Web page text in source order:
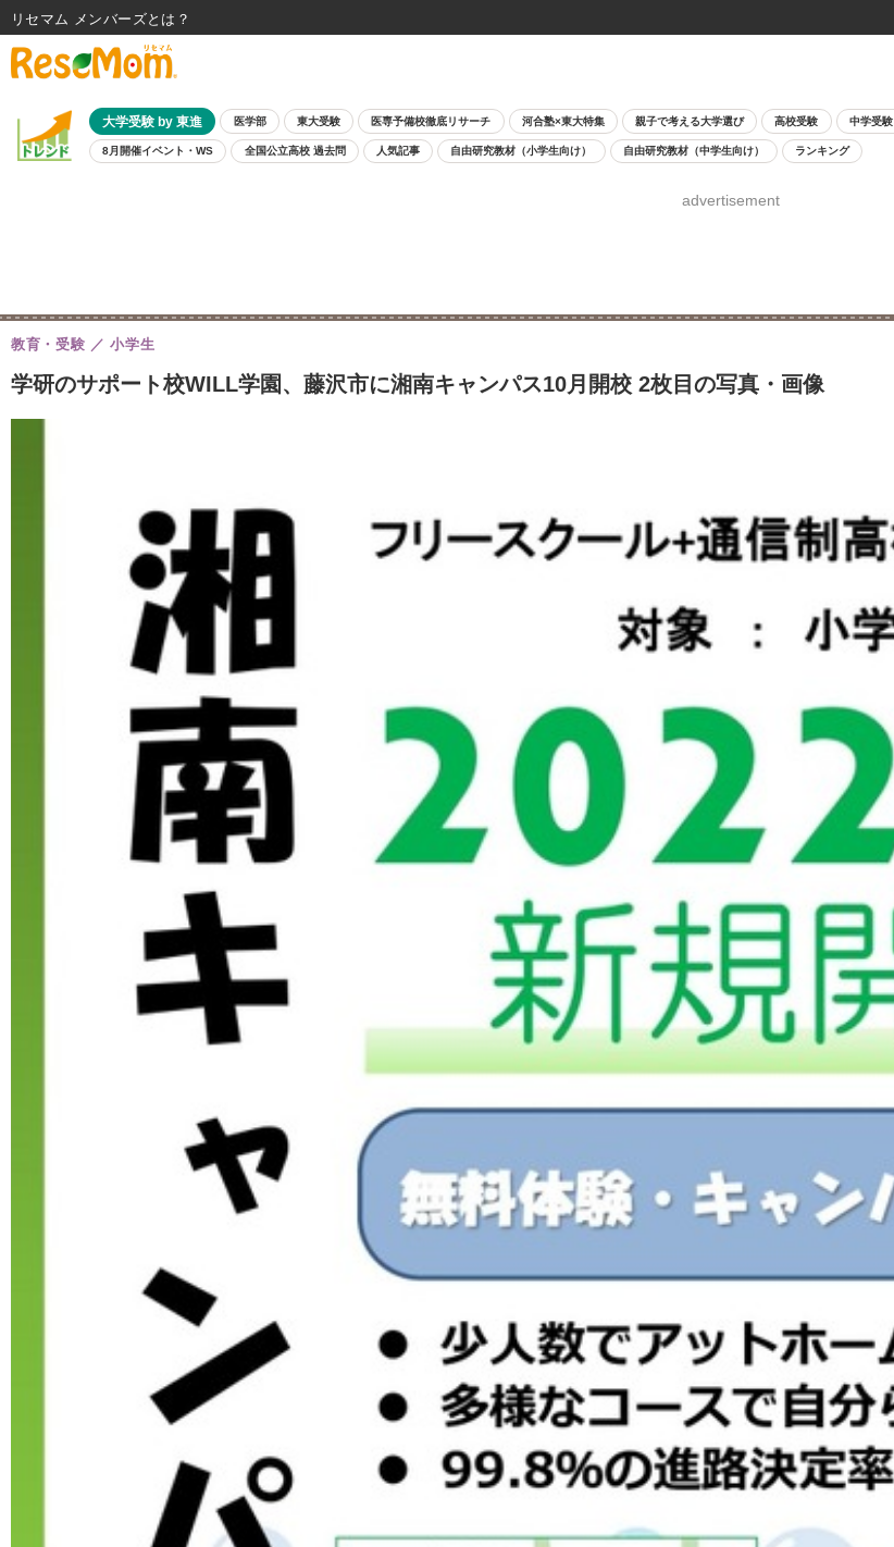
大学受験 by 東進 医学部 東大受験 医専予備校徹底リサーチ 河合塾×東大特集 親子で考える大学選び 高校受験 中学受験
8月開催イベント・WS 全国公立高校 過去問 人気記事 自由研究教材（小学生向け） 自由研究教材（中学生向け） ランキング
advertisement
学研のサポート校WILL学園、藤沢市に湘南キャンパス10月開校 2枚目の写真・画像
教育・受験 小学生
リセマム メンバーズ